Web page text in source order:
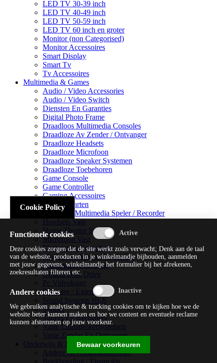
LED TV 30-39 inch
LED TV 40-49 inch
LED TV 50-59 inch
LED TV 60 inch en groter
Monitor (non Categorised)
Monitor Accessoires
Smart Display
Smart Tv
Tv Accessoires
Multimedia & Games
Audio / Video Accessories
Audio / Video Switch
Diensten En Garanties
Digital Photo Frame
Draadloos Multimedia Consoles
Draadloze Av Zender / Ontvanger
Draadloze Headsets
Draadloze Microfoon
Draadloze Speaker Systemen
Draadloze Toebehoren
Game Console
Game Controller
Gaming Accessoires
Geluidskaarten
Handheld Multimedia Speler / Recorder
Headsets Vast
Home Theater Systems
Microfoon Vast
Multimedia Consoles
Multimedia Mixer / Versterker
Multimedia Productie
Optical Disk Drive
Pc Videokaart
Repeater / Extender
Sound Systems Hi-fi
Splitter
Tuners En Recorders
Vaste Luidsprekersystemen
Vaste Zender En Ontvanger
Onderwijs & Recreatie
Andere Beveiligingssoftware
Cookie Policy
Functionele cookies
Deze cookies zorgen dat de site werkt zoals verwacht; Denk aan de taal
van de website, producten in je winkelmandje bijhouden, aanmelden
met jouw gegevens, winkelmandje het formulier bij het afrekenen,
zoekresultaten filteren etc.
Andere cookies
We gebruiken analytische & tracking cookies om te kijken hoe we de
website beter kunnen maken en hoe we content en eventuele reclame
kunnen afstemmen op jouw voorkeur.
Bewaar voorkeuren